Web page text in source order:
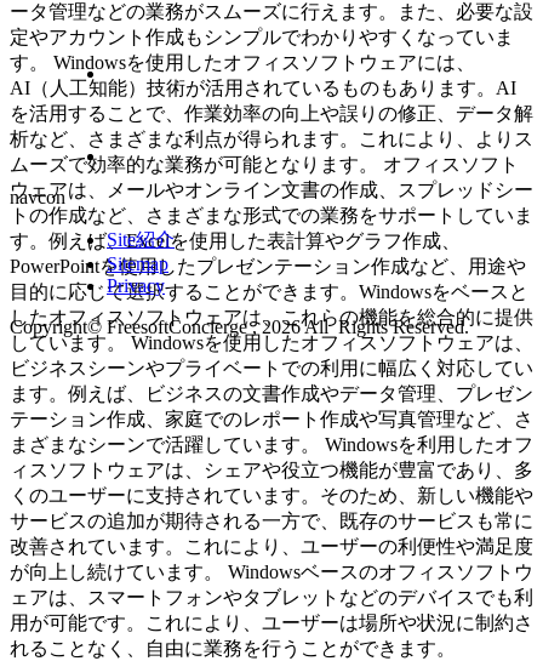
ータ管理などの業務がスムーズに行えます。また、必要な設
定やアカウント作成もシンプルでわかりやすくなっていま
す。 Windowsを使用したオフィスソフトウェアには、
AI（人工知能）技術が活用されているものもあります。AI
を活用することで、作業効率の向上や誤りの修正、データ解
析など、さまざまな利点が得られます。これにより、よりス
ムーズで効率的な業務が可能となります。 オフィスソフト
ウェアは、メールやオンライン文書の作成、スプレッドシー
トの作成など、さまざまな形式での業務をサポートしていま
す。例えば、Excelを使用した表計算やグラフ作成、
PowerPointを使用したプレゼンテーション作成など、用途や
目的に応じて選択することができます。Windowsをベースと
したオフィスソフトウェアは、これらの機能を総合的に提供
しています。 Windowsを使用したオフィスソフトウェアは、
ビジネスシーンやプライベートでの利用に幅広く対応してい
ます。例えば、ビジネスの文書作成やデータ管理、プレゼン
テーション作成、家庭でのレポート作成や写真管理など、さ
まざまなシーンで活躍しています。 Windowsを利用したオフ
ィスソフトウェアは、シェアや役立つ機能が豊富であり、多
くのユーザーに支持されています。そのため、新しい機能や
サービスの追加が期待される一方で、既存のサービスも常に
改善されています。これにより、ユーザーの利便性や満足度
が向上し続けています。 Windowsベースのオフィスソフトウ
ェアは、スマートフォンやタブレットなどのデバイスでも利
用が可能です。これにより、ユーザーは場所や状況に制約さ
れることなく、自由に業務を行うことができます。
navcon
Site紹介
Sitemap
Privacy
Copyright© FreesoftConcierge , 2026 All Rights Reserved.